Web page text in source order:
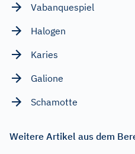
Vabanquespiel
Halogen
Karies
Galione
Schamotte
Weitere Artikel aus dem